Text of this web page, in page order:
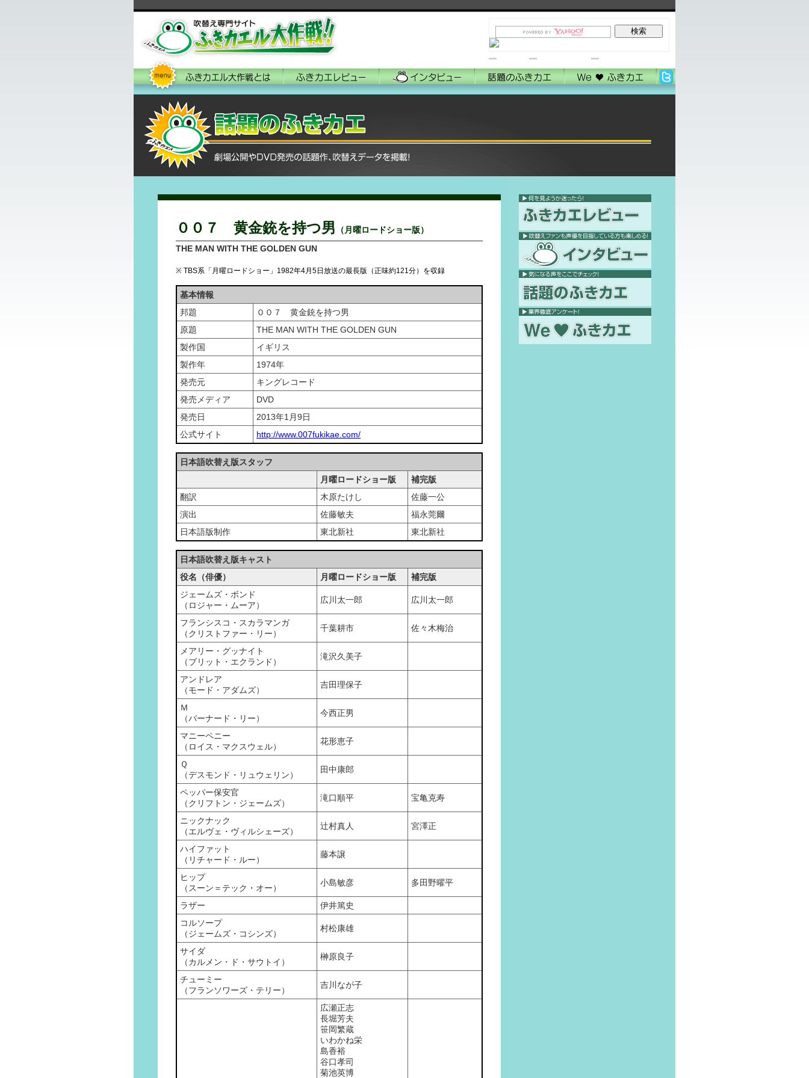
００７ 黄金銃を持つ男
（月曜ロードショー版）
THE MAN WITH THE GOLDEN GUN
※ TBS系「月曜ロードショー」1982年4月5日放送の最長版（正味約121分）を収録
基本情報
邦題
００７ 黄金銃を持つ男
原題
THE MAN WITH THE GOLDEN GUN
製作国
イギリス
製作年
1974年
発売元
キングレコード
発売メディア
DVD
発売日
2013年1月9日
公式サイト
http://www.007fukikae.com/
日本語吹替え版スタッフ
月曜ロードショー版
補完版
翻訳
木原たけし
佐藤一公
演出
佐藤敏夫
福永莞爾
日本語版制作
東北新社 東北新社
日本語吹替え版キャスト
役名（俳優）
月曜ロードショー版
補完版
ジェームズ・ボンド
（ロジャー・ムーア）
広川太一郎 広川太一郎
フランシスコ・スカラマンガ
（クリストファー・リー）
千葉耕市 佐々木梅治
メアリー・グッナイト
（ブリット・エクランド）
滝沢久美子
アンドレア
（モード・アダムズ）
吉田理保子
Ｍ
（バーナード・リー）
今西正男
マニーペニー
（ロイス・マクスウェル）
花形恵子
Ｑ
（デスモンド・リュウェリン）
田中康郎
ペッパー保安官
（クリフトン・ジェームズ）
滝口順平 宝亀克寿
ニックナック
（エルヴェ・ヴィルシェーズ）
辻村真人 宮澤正
ハイファット
（リチャード・ルー）
藤本譲
ヒップ
（スーン＝テック・オー）
小島敏彦 多田野曜平
ラザー
伊井篤史
コルソープ
（ジェームズ・コシンズ）
村松康雄
サイダ
（カルメン・ド・サウトイ）
榊原良子
チューミー
（フランソワーズ・テリー）
吉川なが子
広瀬正志
長堀芳夫
笹岡繁蔵
いわかね栄
島香裕
谷口孝司
菊池英博